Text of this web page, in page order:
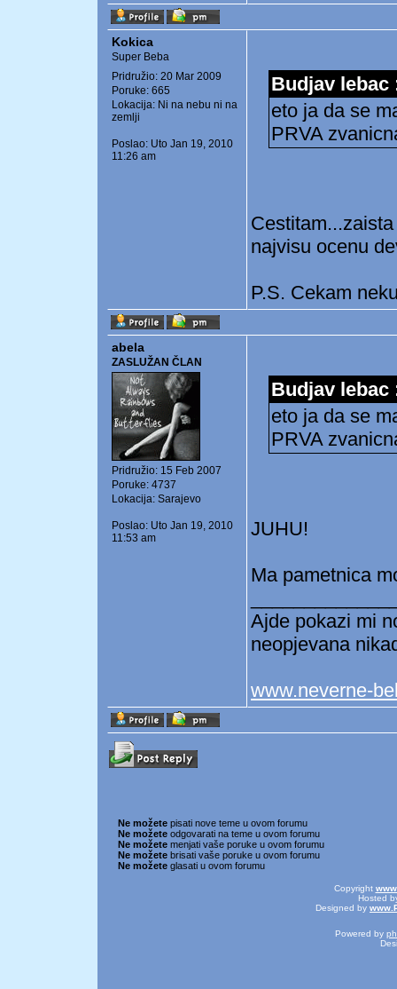
Kokica
Super Beba
Pridružio: 20 Mar 2009
Poruke: 665
Lokacija: Ni na nebu ni na
zemlji
Poslao: Uto Jan 19, 2010
11:26 am
Budjav lebac
eto ja da se
PRVA
najvisu ocenu
P.S. Cekam
abela
ZASLUŽAN ČLAN
Pridružio: 15 Feb 2007
Poruke: 4737
Lokacija: Sarajevo
Poslao: Uto Jan 19, 2010
11:53 am
Budjav lebac
eto ja da se
PRVA
JUHU!
Ma pametnica
Ajde pokazi mi
neopjevana
www.neverne-
Ne možete pisati nove teme u ovom forumu
Ne možete odgovarati na teme u ovom forumu
Ne možete menjati vaše poruke u ovom forumu
Ne možete brisati vaše poruke u ovom forumu
Ne možete glasati u ovom forumu
Copyright
Hosted
Designed by
Powered by